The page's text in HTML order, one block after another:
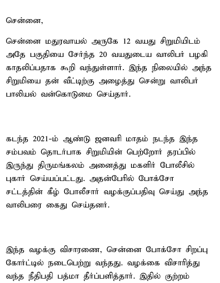
சென்னை,
சென்னை மதுரவாயல் அருகே 12 வயது சிறுமியிடம்
அதே பகுதியை சேர்ந்த 20 வயதுடைய வாலிபர் பழகி
காதலிப்பதாக கூறி வந்துள்ளார். இந்த நிலையில் அந்த
சிறுமியை தன் வீட்டிற்கு அழைத்து சென்று வாலிபர்
பாலியல் வன்கொடுமை செய்தார்.
கடந்த 2021-ம் ஆண்டு ஜனவரி மாதம் நடந்த இந்த
சம்பவம் தொடர்பாக சிறுமியின் பெற்றோர் தரப்பில்
இருந்து திருமங்கலம் அனைத்து மகளிர் போலீசில்
புகார் செய்யப்பட்டது. அதன்பேரில் போக்சோ
சட்டத்தின் கீழ் போலீசார் வழக்குப்பதிவு செய்து அந்த
வாலிபரை கைது செய்தனர்.
இந்த வழக்கு விசாரணை, சென்னை போக்சோ சிறப்பு
கோர்ட்டில் நடைபெற்று வந்தது. வழக்கை விசாரித்து
வந்த நீதிபதி பத்மா தீர்ப்பளித்தார். இதில் குற்றம்